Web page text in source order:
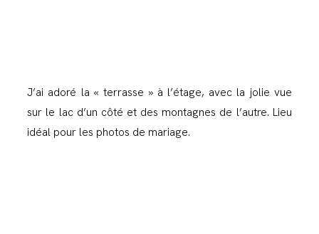
J’ai adoré la « terrasse » à l’étage, avec la jolie vue
sur le lac d’un côté et des montagnes de l’autre. Lieu
idéal pour les photos de mariage.